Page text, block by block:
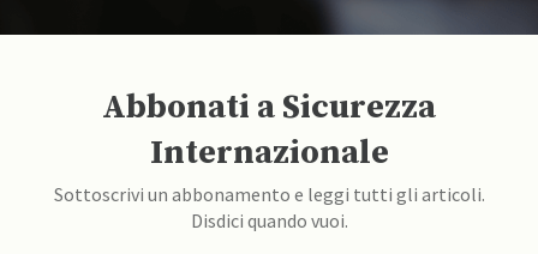
Abbonati a Sicurezza
Internazionale
Sottoscrivi un abbonamento e leggi tutti gli articoli.
Disdici quando vuoi.